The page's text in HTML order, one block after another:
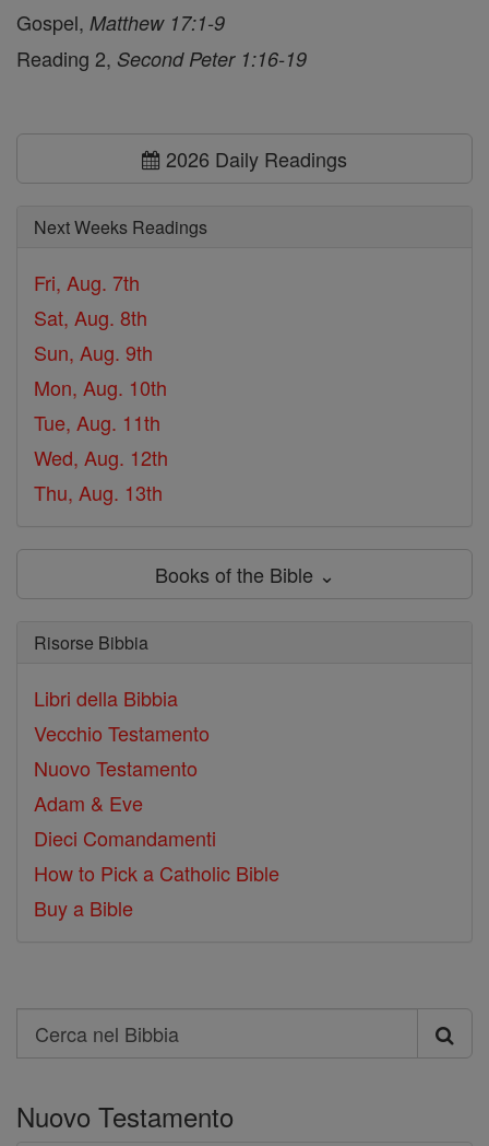
Gospel, Matthew 17:1-9
Reading 2, Second Peter 1:16-19
2026 Daily Readings
Next Weeks Readings
Fri, Aug. 7th
Sat, Aug. 8th
Sun, Aug. 9th
Mon, Aug. 10th
Tue, Aug. 11th
Wed, Aug. 12th
Thu, Aug. 13th
Books of the Bible ⌄
Risorse Bibbia
Libri della Bibbia
Vecchio Testamento
Nuovo Testamento
Adam & Eve
Dieci Comandamenti
How to Pick a Catholic Bible
Buy a Bible
Search
Cerca
Bibbia
Nuovo Testamento